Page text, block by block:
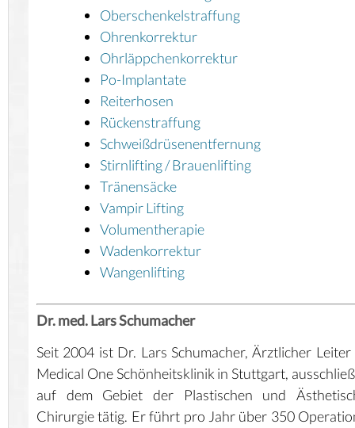
Oberschenkelstraffung
Ohrenkorrektur
Ohrläppchenkorrektur
Po-Implantate
Reiterhosen
Rückenstraffung
Schweißdrüsenentfernung
Stirnlifting / Brauenlifting
Tränensäcke
Vampir Lifting
Volumentherapie
Wadenkorrektur
Wangenlifting
Dr. med. Lars Schumacher
Seit 2004 ist Dr. Lars Schumacher, Ärztlicher
Medical One Schönheitsklinik in Stuttgart,
auf dem Gebiet der Plastischen und
Chirurgie tätig. Er führt pro Jahr über 350